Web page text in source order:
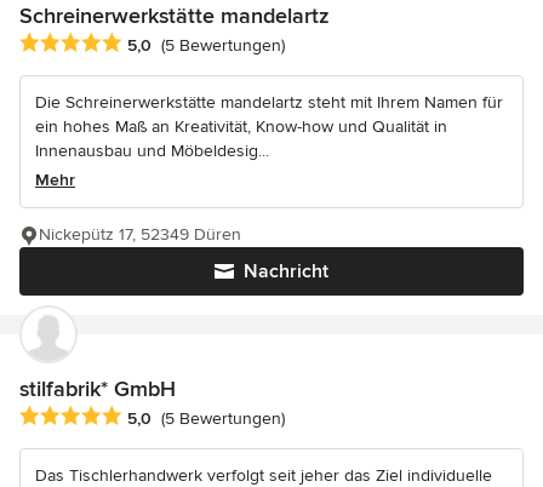
Schreinerwerkstätte mandelartz
Durchschnittliche Bewertung: 5 von 5 Sternen
5,0 (5 Bewertungen)
Die Schreinerwerkstätte mandelartz steht mit Ihrem Namen für
ein hohes Maß an Kreativität, Know-how und Qualität in
Innenausbau und Möbeldesig...
Mehr
Nachricht
Nickepütz 17, 52349 Düren
stilfabrik* GmbH
Durchschnittliche Bewertung: 5 von 5 Sternen
5,0 (5 Bewertungen)
Das Tischlerhandwerk verfolgt seit jeher das Ziel individuelle